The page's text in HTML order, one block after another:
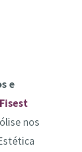
e
nos